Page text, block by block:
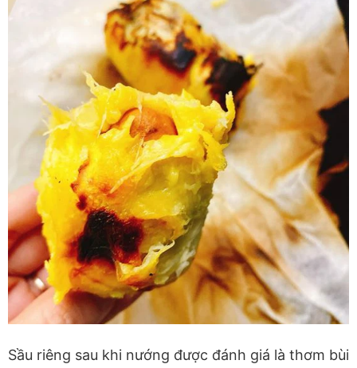
Sầu riêng sau khi nướng được đánh giá là thơm bùi